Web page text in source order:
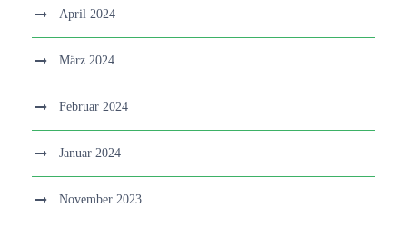
April 2024
März 2024
Februar 2024
Januar 2024
November 2023